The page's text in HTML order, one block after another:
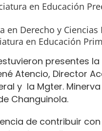
en Educación
en Derecho y Ciencias
en Educación
presentes la
Atencio, Director
y la Mgter.
Changuinola.
de contribuir